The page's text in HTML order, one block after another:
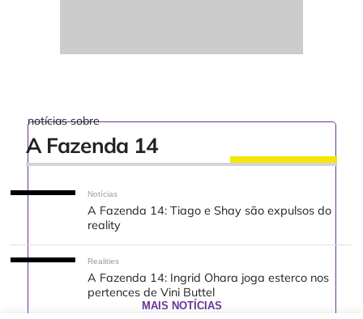
notícias sobre
A Fazenda 14
Notícias
A Fazenda 14: Tiago e Shay são expulsos do
reality
Realities
A Fazenda 14: Ingrid Ohara joga esterco nos
pertences de Vini Buttel
MAIS NOTÍCIAS